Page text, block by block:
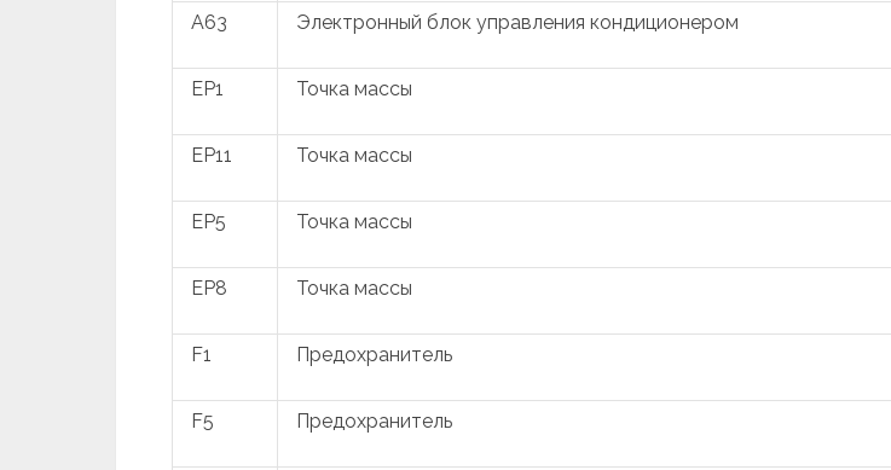
A63 Электронный блок управления кондиционером
EP1 Точка массы
EP11 Точка массы
EP5 Точка массы
EP8 Точка массы
F1 Предохранитель
F5 Предохранитель